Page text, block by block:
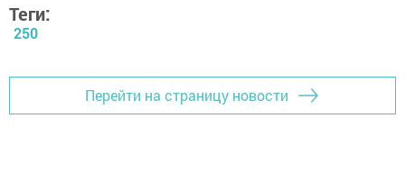
Теги:
250
Перейти на страницу новости